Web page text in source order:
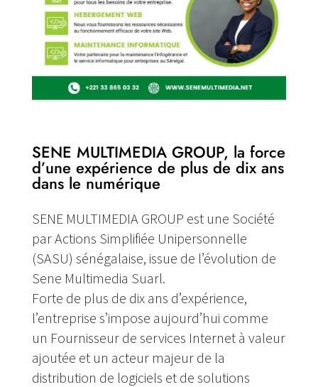
SENE MULTIMEDIA GROUP, la force
d’une expérience de plus de dix ans
dans le numérique
SENE MULTIMEDIA GROUP est une Société
par Actions Simplifiée Unipersonnelle
(SASU) sénégalaise, issue de l’évolution de
Sene Multimedia Suarl.
Forte de plus de dix ans d’expérience,
l’entreprise s’impose aujourd’hui comme
un Fournisseur de services Internet à valeur
ajoutée et un acteur majeur de la
distribution de logiciels et de solutions